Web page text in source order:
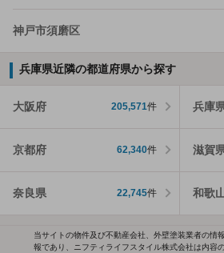
神戸市須磨区
兵庫県近隣の都道府県から探す
大阪府 205,571件 兵庫
京都府 62,340件 滋賀
奈良県 22,745件 和歌
当サイトの物件及び不動産会社、外壁塗装業者の情
報であり、ニフティライフスタイル株式会社は内容